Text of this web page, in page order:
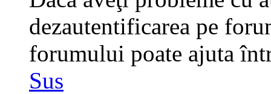
dezautentificarea pe
forumului poate ajuta
Sus